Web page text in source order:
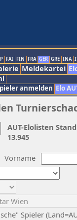
FAI FIN FRA GER GRE INA
Meldekartei
anmelden Elo
Vorname
Spieler
AUT-Elolisten
13.945